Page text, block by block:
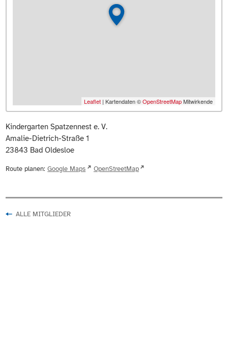
Leaflet | Kartendaten ©OpenStreetMapMitwirkende
Kindergarten Spatzennest e. V.
Amalie-Dietrich-Straße 1
23843 Bad Oldesloe
Route planen: Google Maps OpenStreetMap
ALLE MITGLIEDER